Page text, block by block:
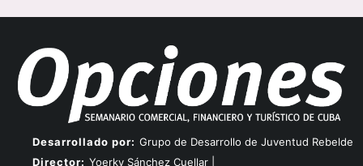
Desarrollado por: Grupo de Desarrollo de Juventud Rebelde
Director: Yoerky Sánchez Cuellar |